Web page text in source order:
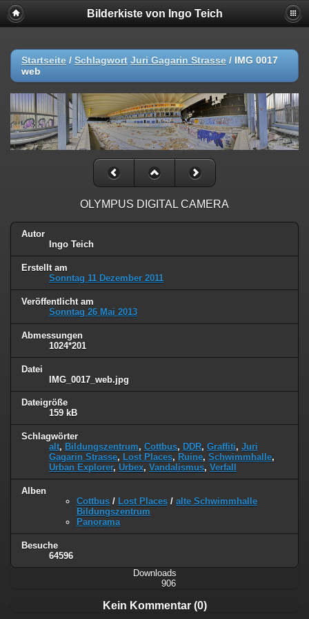
Bilderkiste von Ingo Teich
Startseite / Schlagwort Juri Gagarin Strasse / IMG 0017
web
OLYMPUS DIGITAL CAMERA
Autor
Ingo Teich
Erstellt am
Sonntag 11 Dezember 2011
Veröffentlicht am
Sonntag 26 Mai 2013
Abmessungen
1024*201
Datei
IMG_0017_web.jpg
Dateigröße
159 kB
Schlagwörter
alt, Bildungszentrum, Cottbus, DDR, Graffiti, Juri
Gagarin Strasse, Lost Places, Ruine, Schwimmhalle,
Urban Explorer, Urbex, Vandalismus, Verfall
Alben
Cottbus / Lost Places / alte Schwimmhalle
Bildungszentrum
Panorama
Besuche
64596
Downloads
906
Kein Kommentar (0)